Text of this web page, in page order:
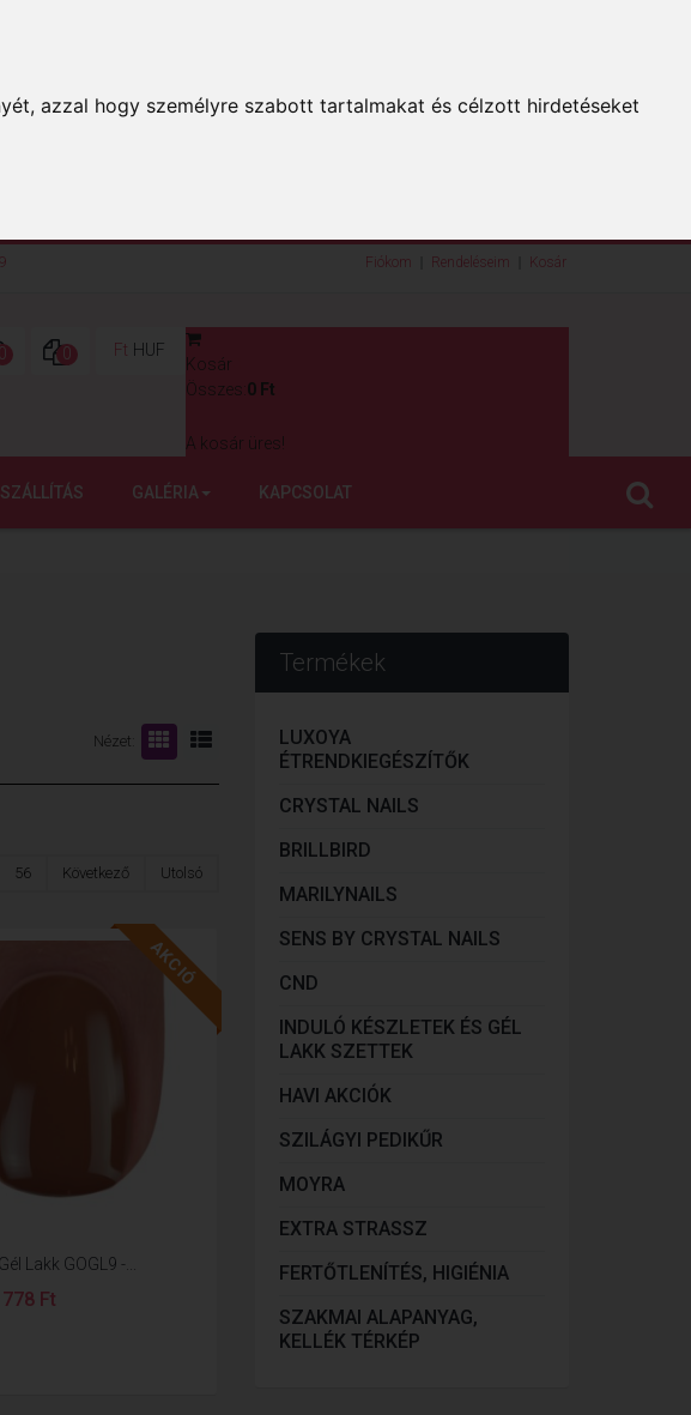
azzal hogy személyre szabott tartalmakat és célzott hirdetéseket
Fiókom Rendeléseim Kosár
0 0 Ft HUF
Kosár
Összes: 0 Ft
A kosár üres!
SZÁLLÍTÁS GALÉRIA KAPCSOLAT
Nézet:
56 Következő Utolsó
AKCIÓ
Lakk GOGL9 -...
Ft
Termékek
LUXOYA
ÉTRENDKIEGÉSZÍTŐK
CRYSTAL NAILS
BRILLBIRD
MARILYNAILS
SENS BY CRYSTAL NAILS
CND
INDULÓ KÉSZLETEK ÉS GÉL
LAKK SZETTEK
HAVI AKCIÓK
SZILÁGYI PEDIKŰR
MOYRA
EXTRA STRASSZ
FERTŐTLENÍTÉS, HIGIÉNIA
SZAKMAI ALAPANYAG,
KELLÉK TÉRKÉP